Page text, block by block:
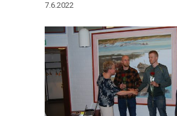
7.6.2022